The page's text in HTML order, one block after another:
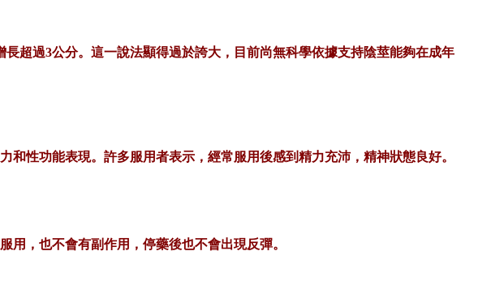
長超過3公分。這一說法顯得過於誇大，目前尚無科學依據支持陰莖能夠在成年
性功能表現。許多服用者表示，經常服用後感到精力充沛，精神狀態良好。
，也不會有副作用，停藥後也不會出現反彈。